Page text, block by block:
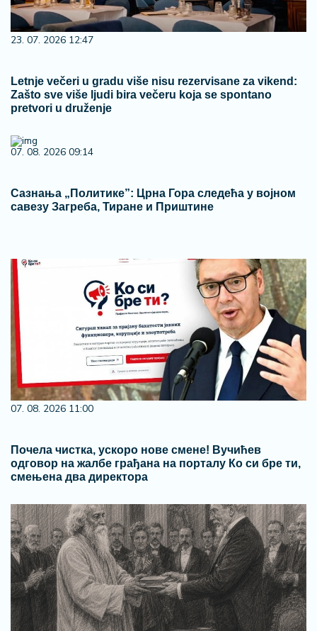
23. 07. 2026 12:47
Letnje večeri u gradu više nisu rezervisane za vikend:
Zašto sve više ljudi bira večeru koja se spontano
pretvori u druženje
07. 08. 2026 09:14
Сазнања „Политике”: Црна Гора следећа у војном
савезу Загреба, Тиране и Приштине
07. 08. 2026 11:00
Почела чистка, ускоро нове смене! Вучићев
одговор на жалбе грађана на порталу Ко си бре ти,
смењена два директора